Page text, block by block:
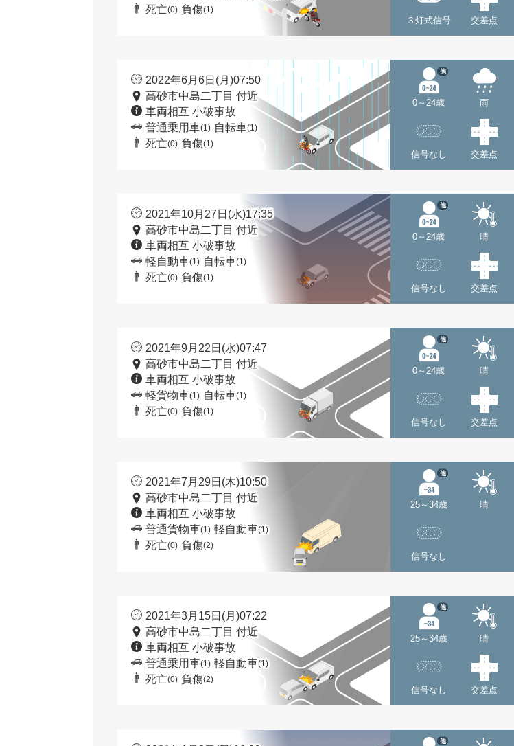
死亡(0) 負傷(1)
３灯式信号 交差点
2022年6月6日(月)07:50
高砂市中島二丁目 付近
車両相互 小破事故
普通乗用車(1) 自転車(1)
死亡(0) 負傷(1)
0～24歳
他
雨
信号なし 交差点
2021年10月27日(水)17:35
高砂市中島二丁目 付近
車両相互 小破事故
軽自動車(1) 自転車(1)
死亡(0) 負傷(1)
0～24歳
他
晴
信号なし 交差点
2021年9月22日(水)07:47
高砂市中島二丁目 付近
車両相互 小破事故
軽貨物車(1) 自転車(1)
死亡(0) 負傷(1)
0～24歳
他
晴
信号なし 交差点
2021年7月29日(木)10:50
高砂市中島二丁目 付近
車両相互 小破事故
普通貨物車(1) 軽自動車(1)
死亡(0) 負傷(2)
25～34歳
他
晴
信号なし
2021年3月15日(月)07:22
高砂市中島二丁目 付近
車両相互 小破事故
普通乗用車(1) 軽自動車(1)
死亡(0) 負傷(2)
25～34歳
他
晴
信号なし 交差点
他